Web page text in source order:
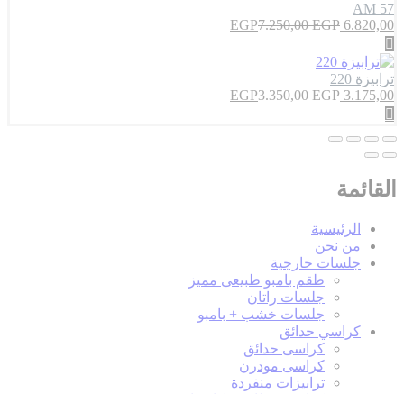
AM 57
6.820,00
EGP7.250,00EGP
ترابيزة 220
3.175,00
EGP3.350,00EGP
القائمة
الرئيسية
من نحن
جلسات خارجية
طقم بامبو طبيعى مميز
جلسات راتان
جلسات خشب + بامبو
كراسي حدائق
كراسى حدائق
كراسى مودرن
ترابيزات منفردة